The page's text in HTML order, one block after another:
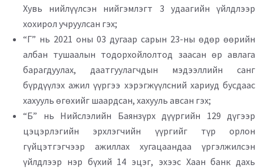
Хувь нийлүүлсэн нийгэмлэгт 3 удаагийн үйлдлээр
хохирол учруулсан гэх;
“Г” нь 2021 оны 03 дугаар сарын 23-ны өдөр өөрийн
албан тушаалын тодорхойлолтод заасан өр авлага
барагдуулах, даатгуулагчдын мэдээллийн санг
бүрдүүлэх ажил үүргээ хэрэгжүүлсний хариуд бусдаас
хахууль өгөхийг шаардсан, хахууль авсан гэх;
“Б” нь Нийслэлийн Баянзүрх дүүргийн 129 дүгээр
цэцэрлэгийн эрхлэгчийн үүргийг түр орлон
гүйцэтгэгчээр ажиллах хугацаандаа үргэлжилсэн
үйлдлээр нэр бүхий 14 эцэг, эхээс Хаан банк дахь